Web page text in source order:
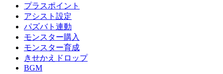
プラスポイント
アシスト設定
パズバト連動
モンスター購入
モンスター育成
きせかえドロップ
BGM